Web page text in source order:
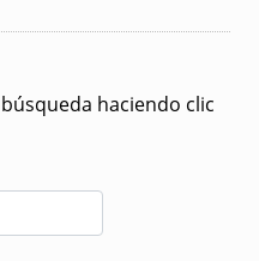
haciendo clic